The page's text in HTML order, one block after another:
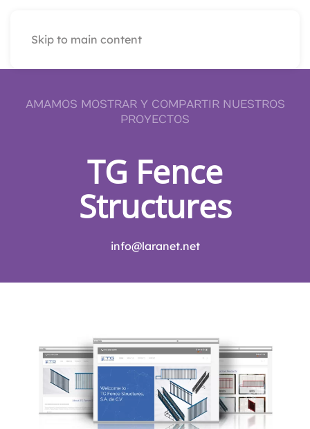
Skip to main content
AMAMOS MOSTRAR Y COMPARTIR NUESTROS
PROYECTOS
TG Fence
Structures
info@laranet.net